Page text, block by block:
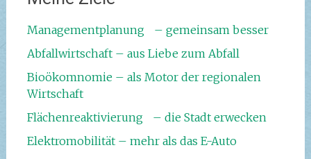
Managementplanung – gemeinsam besser
Abfallwirtschaft – aus Liebe zum Abfall
Bioökomnomie – als Motor der regionalen
Wirtschaft
Flächenreaktivierung – die Stadt erwecken
Elektromobilität – mehr als das E-Auto